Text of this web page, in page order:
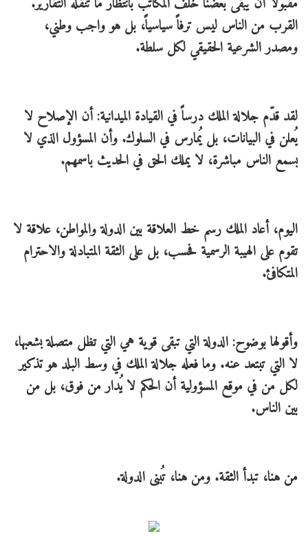
القرب من الناس ليس ترفاً سياسياً، بل هو واجب وطني،
ومصدر الشرعية الحقيقي لكل سلطة.
لقد قدّم جلالة الملك درساً في القيادة الميدانية: أن الإصلاح لا
يُعلن في البيانات، بل يُمارس في السلوك. وأن المسؤول الذي لا
يسمع الناس مباشرة، لا يملك الحق في الحديث باسمهم.
اليوم، أعاد الملك رسم خط العلاقة بين الدولة والمواطن، علاقة لا
تقوم على الهيبة الرسمية فحسب، بل على الثقة المتبادلة والاحترام
المتكافئ.
وأقولها بوضوح: الدولة التي تبقى قوية هي التي تظل متصلة بشعبها،
لا التي تبتعد عنه. وما فعله جلالة الملك في وسط البلد هو تذكير
لكل من في موقع المسؤولية أن الحكم لا يُدار من فوق، بل من
بين الناس.
من هنا، تبدأ الثقة. ومن هنا، تُبنى الدولة.